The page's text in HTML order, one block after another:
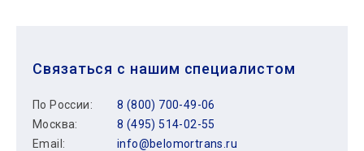
Связаться с нашим специалистом
По России:
8 (800) 700-49-06
Москва:
8 (495) 514-02-55
Email:
info@belomortrans.ru